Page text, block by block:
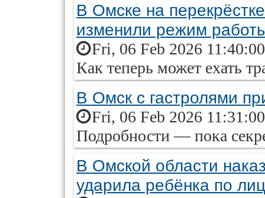
В Омске на
изменили режим
Fri, 06 Feb 2026
Как теперь может ехать
В Омск с гастролями
Fri, 06 Feb 2026
Подробности — пока
В Омской области
ударила ребёнка по